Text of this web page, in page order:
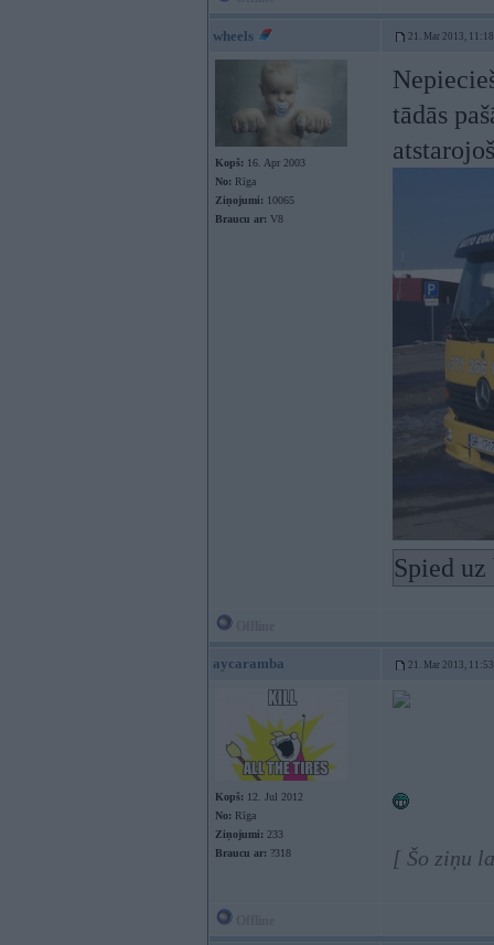
wheels 21. Mar 2013, 11:18
Kopš: 16. Apr 2003
No: Rīga
Ziņojumi: 10065
Braucu ar: V8
tādās
Spied
aycaramba 21. Mar 2013, 11:53
Kopš: 12. Jul 2012
No: Rīga
Ziņojumi: 233
Braucu ar: ?318 [ Šo ziņu